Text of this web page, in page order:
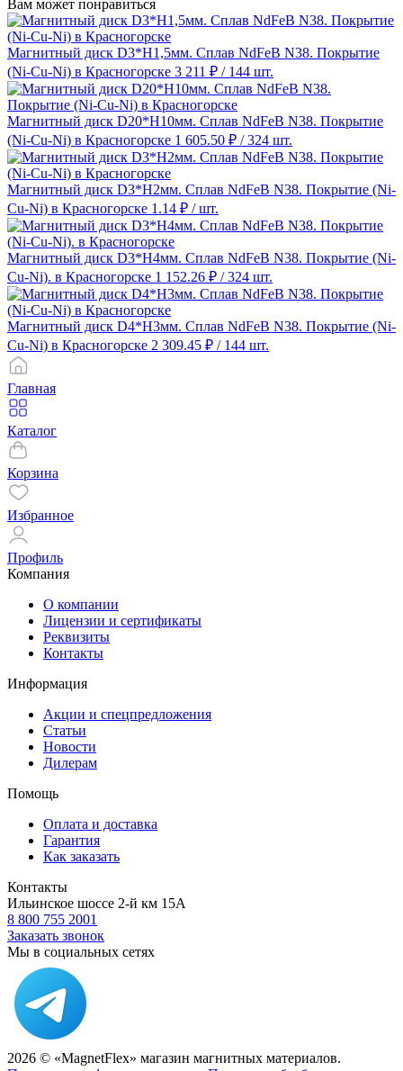
Вам может понравиться
Магнитный диск D3*H1,5мм. Сплав NdFeB N38. Покрытие
(Ni-Cu-Ni) в Красногорске 3 211 ₽ / 144 шт.
Магнитный диск D20*H10мм. Сплав NdFeB N38. Покрытие
(Ni-Cu-Ni) в Красногорске 1 605.50 ₽ / 324 шт.
Магнитный диск D3*H2мм. Сплав NdFeB N38. Покрытие (Ni-
Cu-Ni) в Красногорске 1.14 ₽ / шт.
Магнитный диск D3*H4мм. Сплав NdFeB N38. Покрытие (Ni-
Cu-Ni). в Красногорске 1 152.26 ₽ / 324 шт.
Магнитный диск D4*H3мм. Сплав NdFeB N38. Покрытие (Ni-
Cu-Ni) в Красногорске 2 309.45 ₽ / 144 шт.
Главная
Каталог
Корзина
Избранное
Профиль
Компания
О компании
Лицензии и сертификаты
Реквизиты
Контакты
Информация
Акции и спецпредложения
Статьи
Новости
Дилерам
Помощь
Оплата и доставка
Гарантия
Как заказать
Контакты
Ильинское шоссе 2-й км 15А
8 800 755 2001
Заказать звонок
Мы в социальных сетях
2026 © «MagnetFlex» магазин магнитных материалов.